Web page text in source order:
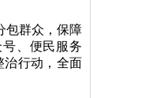
包群众，保障
、便民服务
治行动，全面